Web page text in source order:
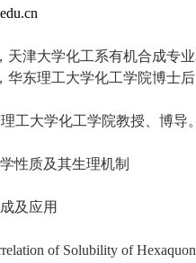
天津大学化工系有机合成专
华东理工大学化工学院博士
工大学化工学院教授、博导
性质及其生理机制
及应用
of Solubility of